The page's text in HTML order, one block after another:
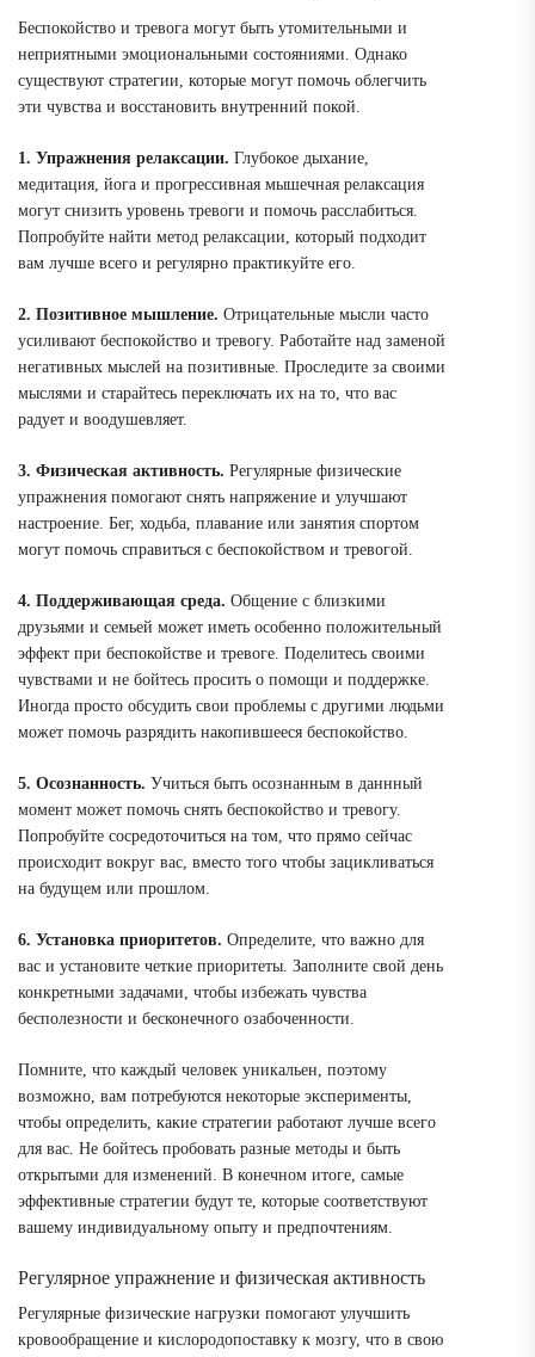
Беспокойство и тревога могут быть утомительными и
неприятными эмоциональными состояниями. Однако
существуют стратегии, которые могут помочь облегчить
эти чувства и восстановить внутренний покой.
1. Упражнения релаксации. Глубокое дыхание,
медитация, йога и прогрессивная мышечная релаксация
могут снизить уровень тревоги и помочь расслабиться.
Попробуйте найти метод релаксации, который подходит
вам лучше всего и регулярно практикуйте его.
2. Позитивное мышление. Отрицательные мысли часто
усиливают беспокойство и тревогу. Работайте над заменой
негативных мыслей на позитивные. Проследите за своими
мыслями и старайтесь переключать их на то, что вас
радует и воодушевляет.
3. Физическая активность. Регулярные физические
упражнения помогают снять напряжение и улучшают
настроение. Бег, ходьба, плавание или занятия спортом
могут помочь справиться с беспокойством и тревогой.
4. Поддерживающая среда. Общение с близкими
друзьями и семьей может иметь особенно положительный
эффект при беспокойстве и тревоге. Поделитесь своими
чувствами и не бойтесь просить о помощи и поддержке.
Иногда просто обсудить свои проблемы с другими людьми
может помочь разрядить накопившееся беспокойство.
5. Осознанность. Учиться быть осознанным в даннный
момент может помочь снять беспокойство и тревогу.
Попробуйте сосредоточиться на том, что прямо сейчас
происходит вокруг вас, вместо того чтобы зацикливаться
на будущем или прошлом.
6. Установка приоритетов. Определите, что важно для
вас и установите четкие приоритеты. Заполните свой день
конкретными задачами, чтобы избежать чувства
бесполезности и бесконечного озабоченности.
Помните, что каждый человек уникальен, поэтому
возможно, вам потребуются некоторые эксперименты,
чтобы определить, какие стратегии работают лучше всего
для вас. Не бойтесь пробовать разные методы и быть
открытыми для изменений. В конечном итоге, самые
эффективные стратегии будут те, которые соответствуют
вашему индивидуальному опыту и предпочтениям.
Регулярное упражнение и физическая активность
Регулярные физические нагрузки помогают улучшить
кровообращение и кислородопоставку к мозгу, что в свою